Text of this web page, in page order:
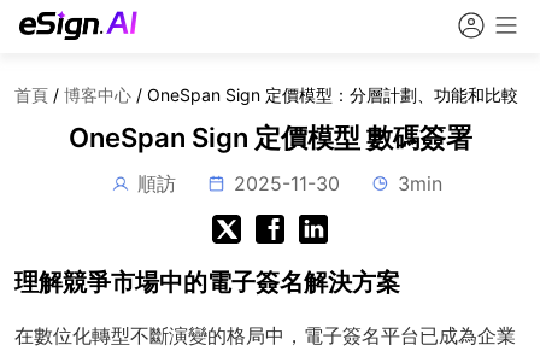
首頁 / 博客中心 / OneSpan Sign 定價模型：分層計劃、功能和比較
OneSpan Sign 定價模型 數碼簽署
順訪 2025-11-30 3min
理解競爭市場中的電子簽名解決方案
在數位化轉型不斷演變的格局中，電子簽名平台已成為企業